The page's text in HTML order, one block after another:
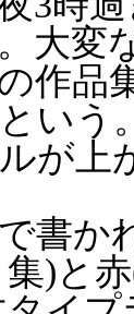
大変
作品
いう
が
書か
)と